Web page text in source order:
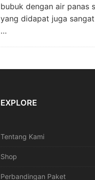
bubuk dengan air panas
yang didapat juga
…
EXPLORE
Tentang Kami
Shop
Perbandingan Paket